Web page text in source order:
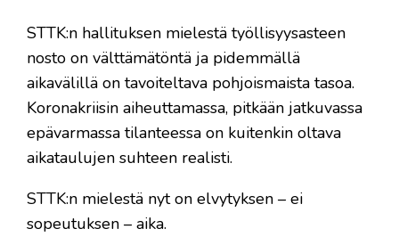
STTK:n hallituksen mielestä työllisyysasteen
nosto on välttämätöntä ja pidemmällä
aikavälillä on tavoiteltava pohjoismaista tasoa.
Koronakriisin aiheuttamassa, pitkään jatkuvassa
epävarmassa tilanteessa on kuitenkin oltava
aikataulujen suhteen realisti.
STTK:n mielestä nyt on elvytyksen – ei
sopeutuksen – aika.